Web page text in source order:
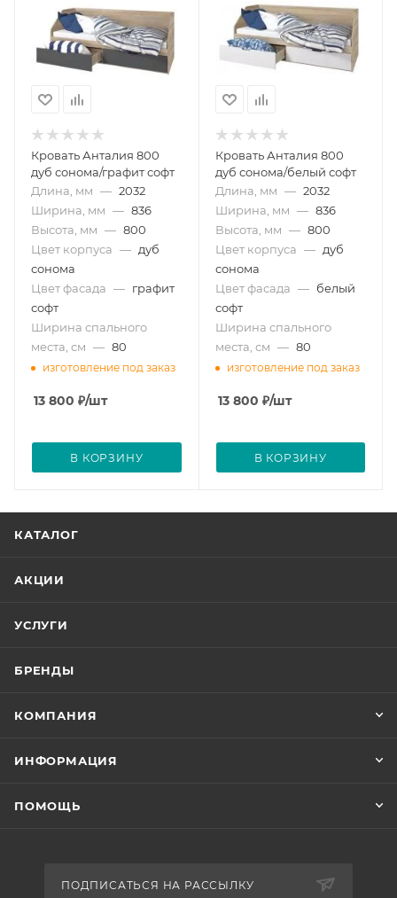
Кровать Анталия 800
дуб сонома/графит софт
Длина, мм — 2032
Ширина, мм — 836
Высота, мм — 800
Цвет корпуса — дуб
сонома
Цвет фасада — графит
софт
Ширина спального
места, см — 80
изготовление под заказ
13 800 ₽/шт
В КОРЗИНУ
Кровать Анталия 800
дуб сонома/белый софт
Длина, мм — 2032
Ширина, мм — 836
Высота, мм — 800
Цвет корпуса — дуб
сонома
Цвет фасада — белый
софт
Ширина спального
места, см — 80
изготовление под заказ
13 800 ₽/шт
В КОРЗИНУ
КАТАЛОГ
АКЦИИ
УСЛУГИ
БРЕНДЫ
КОМПАНИЯ
ИНФОРМАЦИЯ
ПОМОЩЬ
ПОДПИСАТЬСЯ НА РАССЫЛКУ